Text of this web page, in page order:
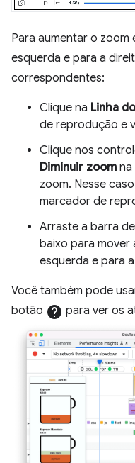
Para aumentar o zoom
esquerda e para a
correspondentes:
Clique na Linha
de reprodução e
Clique nos
Diminuir zoom na
zoom. Nesse
marcador de
Arraste a barra
baixo para mover
esquerda e para
Você também pode
botão help para ver os